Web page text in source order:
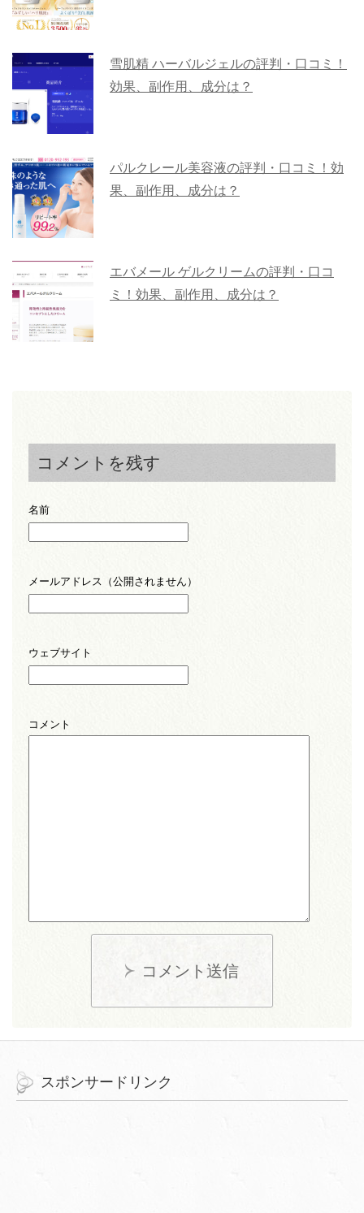
雪肌精 ハーバルジェルの評判・口コミ！
効果、副作用、成分は？
パルクレール美容液の評判・口コミ！効
果、副作用、成分は？
エバメール ゲルクリームの評判・口コ
ミ！効果、副作用、成分は？
コメントを残す
名前
メールアドレス（公開されません）
ウェブサイト
コメント
コメント送信
スポンサードリンク